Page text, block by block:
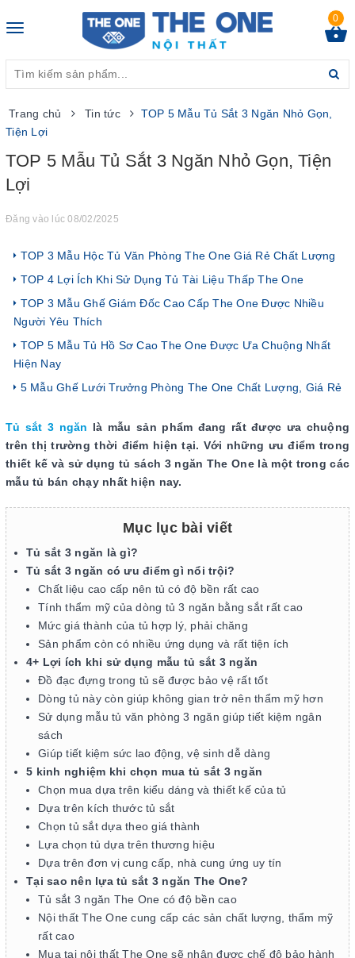
Toggle
0
Trang chủ Tin tức
TOP 5 Mẫu Tủ Sắt 3 Ngăn Nhỏ Gọn,
Tiện Lợi
TOP 5 Mẫu Tủ Sắt 3 Ngăn Nhỏ Gọn, Tiện
Lợi
Đăng vào lúc 08/02/2025
TOP 3 Mẫu Hộc Tủ Văn Phòng The One Giá Rẻ Chất Lượng
TOP 4 Lợi Ích Khi Sử Dụng Tủ Tài Liệu Thấp The One
TOP 3 Mẫu Ghế Giám Đốc Cao Cấp The One Được Nhiều
Người Yêu Thích
TOP 5 Mẫu Tủ Hồ Sơ Cao The One Được Ưa Chuộng Nhất
Hiện Nay
5 Mẫu Ghế Lưới Trưởng Phòng The One Chất Lượng, Giá Rẻ
Tủ sắt 3 ngăn là mẫu sản phẩm đang rất được ưa chuộng
trên thị trường thời điểm hiện tại. Với những ưu điểm trong
thiết kế và sử dụng tủ sách 3 ngăn The One là một trong các
mẫu tủ bán chạy nhất hiện nay.
Mục lục bài viết
Tủ sắt 3 ngăn là gì?
Tủ sắt 3 ngăn có ưu điểm gì nổi trội?
Chất liệu cao cấp nên tủ có độ bền rất cao
Tính thẩm mỹ của dòng tủ 3 ngăn bằng sắt rất cao
Mức giá thành của tủ hợp lý, phải chăng
Sản phẩm còn có nhiều ứng dụng và rất tiện ích
4+ Lợi ích khi sử dụng mẫu tủ sắt 3 ngăn
Đồ đạc đựng trong tủ sẽ được bảo vệ rất tốt
Dòng tủ này còn giúp không gian trở nên thẩm mỹ hơn
Sử dụng mẫu tủ văn phòng 3 ngăn giúp tiết kiệm ngân
sách
Giúp tiết kiệm sức lao động, vệ sinh dễ dàng
5 kinh nghiệm khi chọn mua tủ sắt 3 ngăn
Chọn mua dựa trên kiểu dáng và thiết kế của tủ
Dựa trên kích thước tủ sắt
Chọn tủ sắt dựa theo giá thành
Lựa chọn tủ dựa trên thương hiệu
Dựa trên đơn vị cung cấp, nhà cung ứng uy tín
Tại sao nên lựa tủ sắt 3 ngăn The One?
Tủ sắt 3 ngăn The One có độ bền cao
Nội thất The One cung cấp các sản chất lượng, thẩm mỹ
rất cao
Mua tại nội thất The One sẽ nhận được chế độ bảo hành